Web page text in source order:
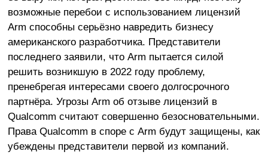
возможные перебои с использованием лицензий
Arm способны серьёзно навредить бизнесу
американского разработчика. Представители
последнего заявили, что Arm пытается силой
решить возникшую в 2022 году проблему,
пренебрегая интересами своего долгосрочного
партнёра. Угрозы Arm об отзыве лицензий в
Qualcomm считают совершенно безосновательными.
Права Qualcomm в споре с Arm будут защищены, как
убеждены представители первой из компаний.